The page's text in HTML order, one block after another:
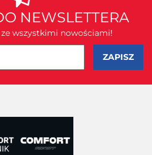
NEWSLETTERA
ze wszystkimi nowościami!